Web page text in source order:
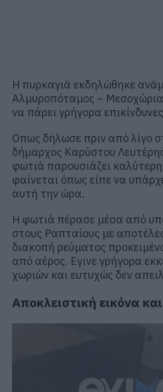
Η πυρκαγιά εκδηλώθηκε
Αλμυροπόταμος –
να πάρει γρήγορα
Οπως δήλωσε πριν από λίγο
δήμαρχος Καρύστου
φωτιά παρουσιάζει
φαίνεται όπως είπε να
αυτή την ώρα.
Η φωτιά πέρασε μέσα από
στους Ραπταίους με
διακοπή ρεύματος
από αέρος. Εγινε γρήγορα
χωριών και ευτυχώς δεν
Αποκλειστική εικόνα